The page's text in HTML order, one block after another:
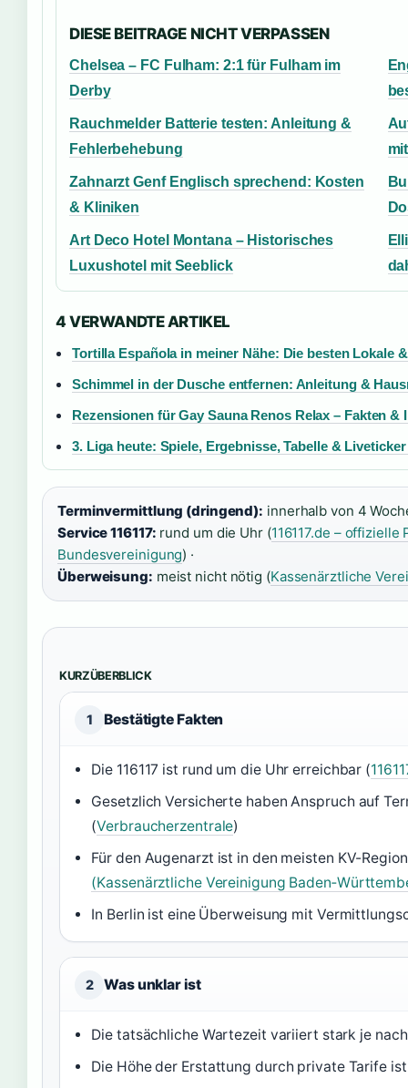
DIESE BEITRAGE NICHT VERPASSEN
Chelsea – FC Fulham: 2:1 für Fulham im
Derby
Rauchmelder Batterie testen: Anleitung &
Fehlerbehebung
Zahnarzt Genf Englisch sprechend: Kosten
& Kliniken
Art Deco Hotel Montana – Historisches
Luxushotel mit Seeblick
4 VERWANDTE ARTIKEL
Tortilla Española in meiner Nähe: Die besten Lokale
Schimmel in der Dusche entfernen: Anleitung &
Rezensionen für Gay Sauna Renos Relax – Fakten &
3. Liga heute: Spiele, Ergebnisse, Tabelle & Liveticker
Terminvermittlung (dringend): innerhalb von 4
Service 116117: rund um die Uhr (116117.de –
Bundesvereinigung) ·
Überweisung: meist nicht nötig (Kassenärztliche
KURZÜBERBLICK
1 Bestätigte Fakten
Die 116117 ist rund um die Uhr erreichbar (
Gesetzlich Versicherte haben Anspruch auf
(Verbraucherzentrale)
Für den Augenarzt ist in den meisten KV-
(Kassenärztliche Vereinigung
In Berlin ist eine Überweisung mit
2 Was unklar ist
Die tatsächliche Wartezeit variiert stark je
Die Höhe der Erstattung durch private Tarife